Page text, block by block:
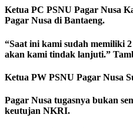
Ketua PC PSNU Pagar Nusa
Pagar Nusa di Bantaeng.
“Saat ini kami sudah memiliki
akan kami tindak lanjuti.”
Ketua PW PSNU Pagar Nusa
Pagar Nusa tugasnya bukan
keutujan NKRI.